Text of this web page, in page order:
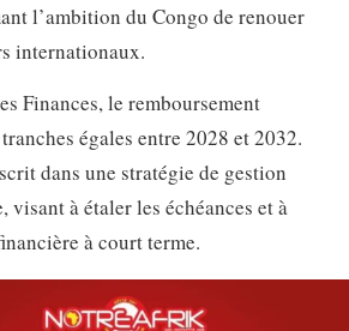
l’ambition du Congo de renouer
internationaux.
Finances, le remboursement
égales entre 2028 et 2032.
dans une stratégie de gestion
visant à étaler les échéances et à
à court terme.